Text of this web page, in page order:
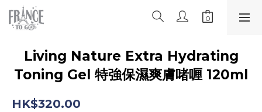
Living Nature Extra Hydrating
Toning Gel 特強保濕爽膚啫喱 120ml
HK$320.00